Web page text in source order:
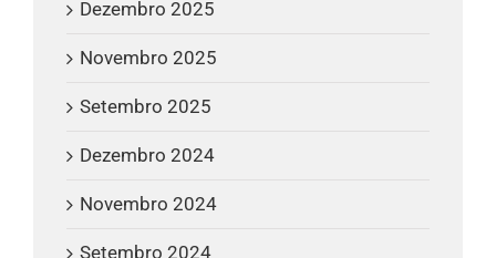
Dezembro 2025
Novembro 2025
Setembro 2025
Dezembro 2024
Novembro 2024
Setembro 2024